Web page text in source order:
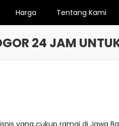
Harga Tentang Kami
24 JAM
yang cukup ramai di Jawa